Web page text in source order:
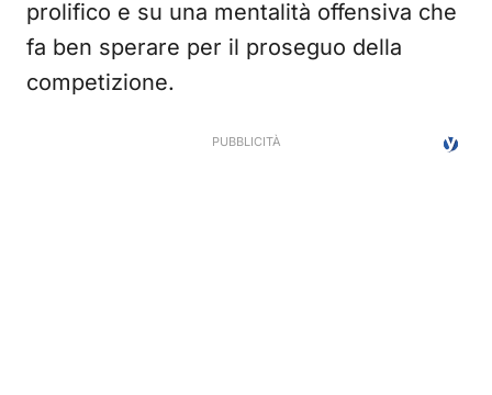
prolifico e su una mentalità offensiva che
fa ben sperare per il proseguo della
competizione.